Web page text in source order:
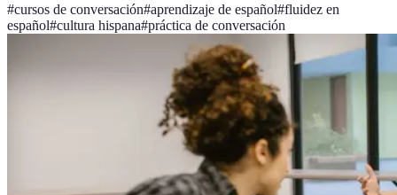
#cursos de conversación#aprendizaje de español#fluidez en
español#cultura hispana#práctica de conversación